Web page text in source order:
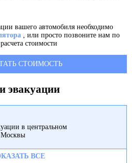
вашего автомобиля необходимо
, или просто позвоните нам по
стоимости
СТОИМОСТЬ
эвакуации
в центральном
ВСЕ